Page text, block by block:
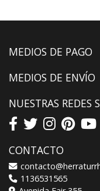
MEDIOS DE PAGO
MEDIOS DE ENVÍO
NUESTRAS REDES
CONTACTO
1136531565